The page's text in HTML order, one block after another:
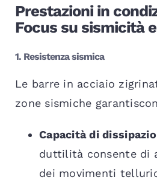
Prestazioni in
Focus su sismicità
1. Resistenza sismica
Le barre in acciaio
zone sismiche
Capacità di
duttilità consente di
dei movimenti